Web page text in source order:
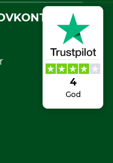
4
God